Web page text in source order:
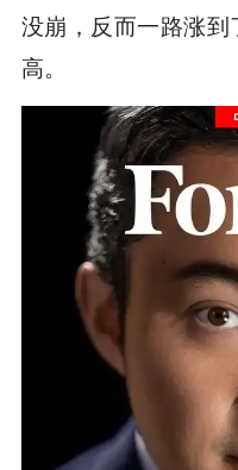
没崩，反而一路涨
高。